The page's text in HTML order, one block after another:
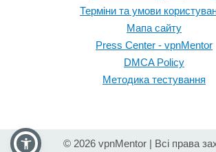
Терміни та умови
Мапа сайту
Press Center - vpnMentor
DMCA Policy
Методика тестування
© 2026 vpnMentor | Всі права